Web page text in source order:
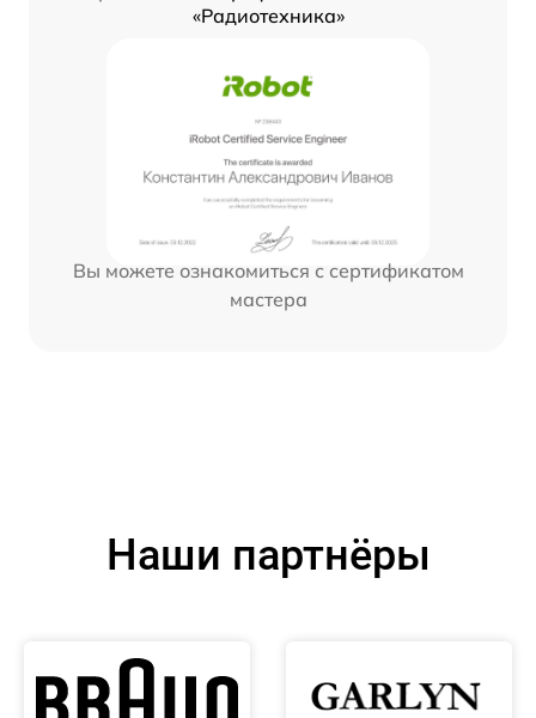
«Радиотехника»
Вы можете ознакомиться с сертификатом
мастера
Наши партнёры